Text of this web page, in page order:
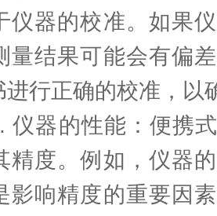
仪器的校准。如果
量结果可能会有偏
进行正确的校准，以
的性能：便携式
精度。例如，仪器
影响精度的重要因